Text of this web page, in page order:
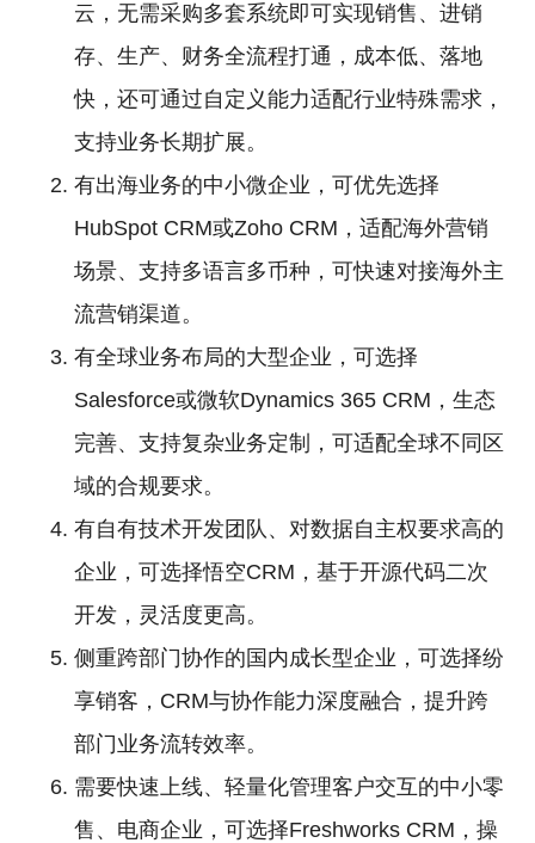
云，无需采购多套系统即可实现销售、进销
存、生产、财务全流程打通，成本低、落地
快，还可通过自定义能力适配行业特殊需求，
支持业务长期扩展。
有出海业务的中小微企业，可优先选择
HubSpot CRM或Zoho CRM，适配海外营销
场景、支持多语言多币种，可快速对接海外主
流营销渠道。
有全球业务布局的大型企业，可选择
Salesforce或微软Dynamics 365 CRM，生态
完善、支持复杂业务定制，可适配全球不同区
域的合规要求。
有自有技术开发团队、对数据自主权要求高的
企业，可选择悟空CRM，基于开源代码二次
开发，灵活度更高。
侧重跨部门协作的国内成长型企业，可选择纷
享销客，CRM与协作能力深度融合，提升跨
部门业务流转效率。
需要快速上线、轻量化管理客户交互的中小零
售、电商企业，可选择Freshworks CRM，操